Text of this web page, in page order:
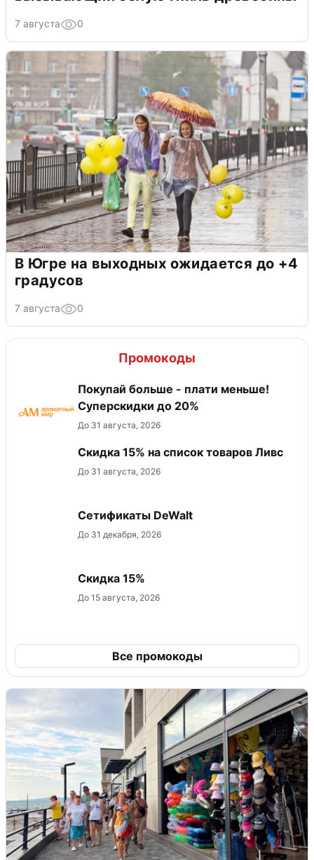
7 августа 0
В Югре на выходных ожидается до +4
градусов
7 августа 0
Промокоды
Покупай больше - плати меньше!
Суперскидки до 20%
До 31 августа, 2026
Скидка 15% на список товаров Ливс
До 31 августа, 2026
Сетификаты DeWalt
До 31 декабря, 2026
Скидка 15%
До 15 августа, 2026
Все промокоды